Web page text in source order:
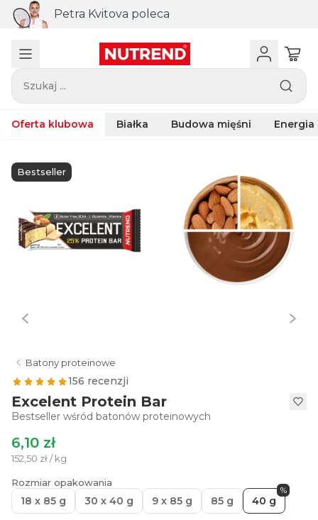
ZMB do zakupu powyżej 440 zł
Szukaj ...
Oferta klubowa Białka Budowa mięśni Energia
Bestseller
Batony proteinowe
156 recenzji
Excelent Protein Bar
Bestseller wśród batonów proteinowych
6,10 zł
152,50 zł / kg
Rozmiar opakowania
18 x 85 g 30 x 40 g 9 x 85 g 85 g 40 g
%